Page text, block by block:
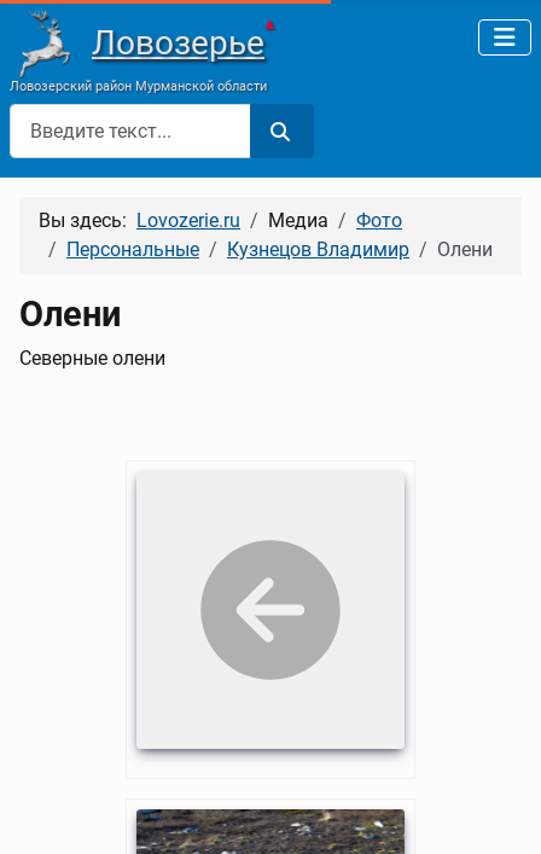
Ловозерье▲
Ловозерский район Мурманской области
Поиск
Вы здесь: Lovozerie.ru Медиа
Фото
Персональные
Кузнецов Владимир Олени
Олени
Северные олени